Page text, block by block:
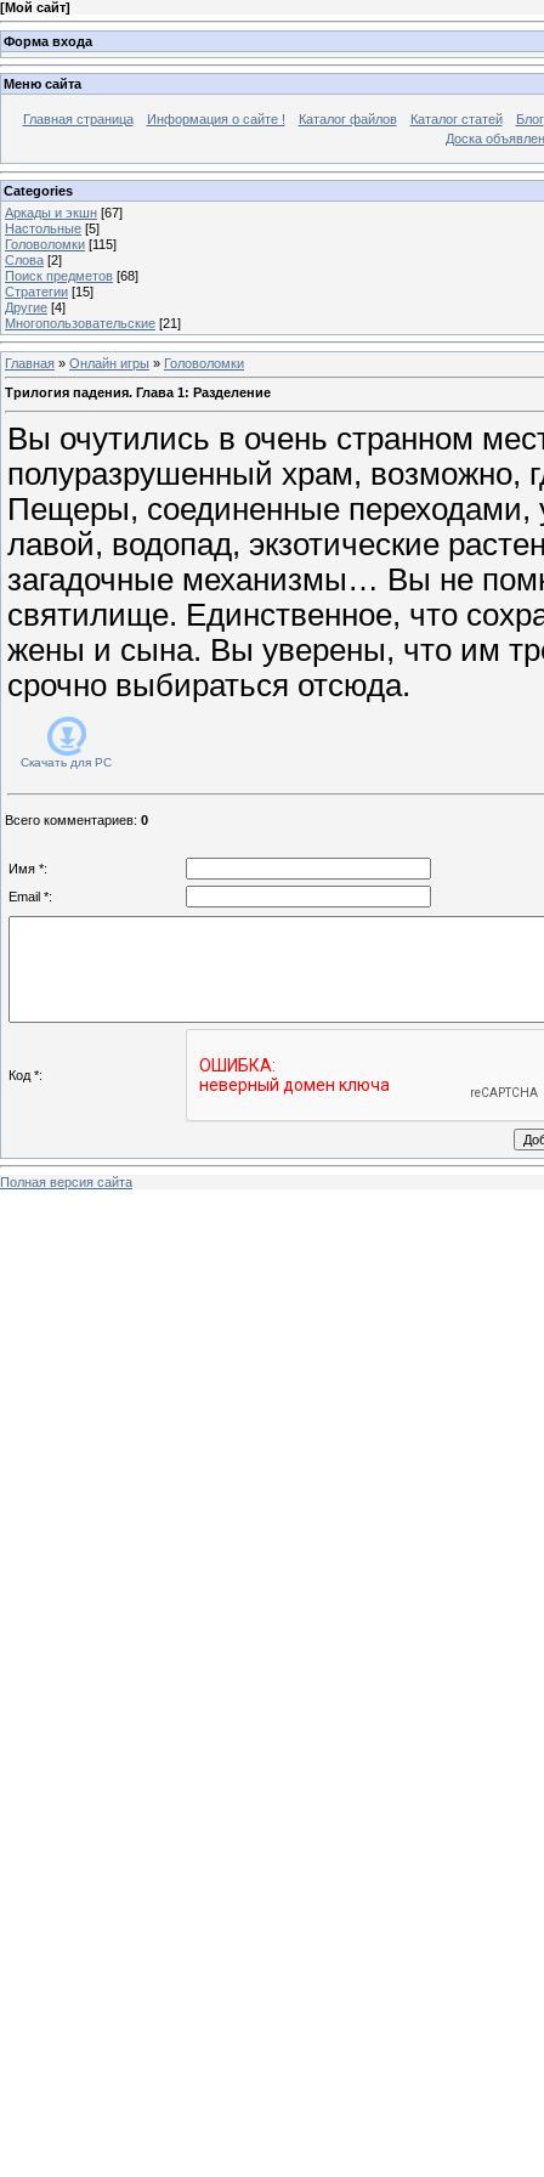
[Мой сайт]
Форма входа
Меню сайта
Главная страница Информация о сайте ! Каталог файлов Каталог статей
Блог
Доска
Categories
Аркады и экшн [67]
Настольные [5]
Головоломки [115]
Слова [2]
Поиск предметов [68]
Стратегии [15]
Другие [4]
Многопользовательские [21]
Главная » Онлайн игры » Головоломки
Трилогия падения. Глава 1: Разделение
Вы очутились в очень странном
полуразрушенный храм, возможно,
Пещеры, соединенные переходами,
лавой, водопад, экзотические
загадочные механизмы… Вы не
святилище. Единственное, что
жены и сына. Вы уверены, что им
срочно выбираться отсюда.
Скачать для PC
Всего комментариев: 0
Имя *:
Email *:
Код *:
Полная версия сайта